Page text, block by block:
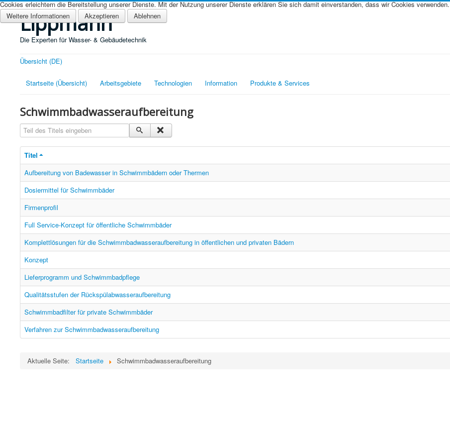
Lippmann
Die Experten für Wasser- & Gebäudetechnik
Übersicht (DE)
Startseite (Übersicht) Arbeitsgebiete Technologien Information Produkte & Services
Schwimmbadwasseraufbereitung
Teil des Titels eingeben
Titel
Aufbereitung von Badewasser in Schwimmbädern oder Thermen
Dosiermittel für Schwimmbäder
Firmenprofil
Full Service-Konzept für öffentliche Schwimmbäder
Komplettlösungen für die Schwimmbadwasseraufbereitung in öffentlichen und privaten Bädern
Konzept
Lieferprogramm und Schwimmbadpflege
Qualitätsstufen der Rückspülabwasseraufbereitung
Schwimmbadfilter für private Schwimmbäder
Verfahren zur Schwimmbadwasseraufbereitung
Aktuelle Seite: Startseite Schwimmbadwasseraufbereitung
Cookies erleichtern die Bereitstellung unserer Dienste. Mit der Nutzung unserer Dienste erklären Sie sich damit einverstanden, dass wir Cookies verwenden.
Weitere Informationen
Akzeptieren Ablehnen